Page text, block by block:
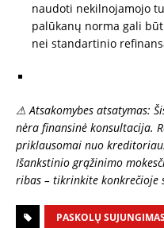
naudoti nekilnojamojo
palūkanų norma gali
nei standartinio
⚠ Atsakomybes atsatymas:
nėra finansinė konsultacija.
priklausomai nuo
Išankstinio grąžinimo
ribas – tikrinkite konkrečioje
PASKOLŲ SUJUNGIMAS